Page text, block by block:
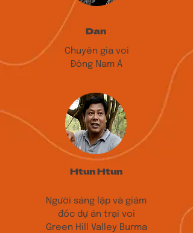
Dan
Chuyên gia voi
Đông Nam Á
Htun Htun
Người sáng lập và giám
đốc dự án trại voi
Green Hill Valley Burma